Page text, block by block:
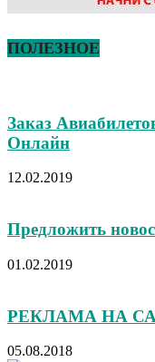
ПОЛЕЗНОЕ
Заказ
Онлайн
12.02.2019
Предложить
01.02.2019
РЕКЛАМА НА
05.08.2018